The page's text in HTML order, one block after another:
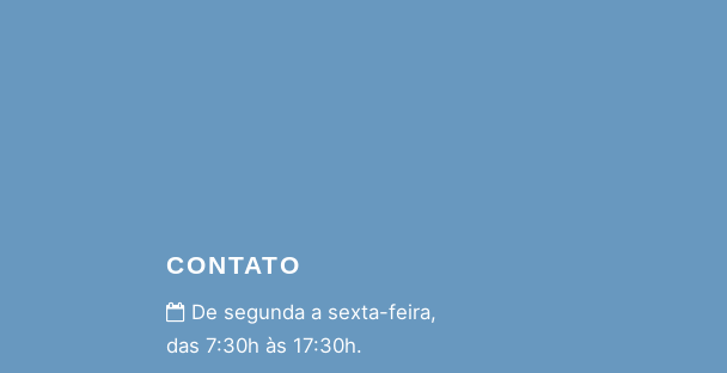
CONTATO
De segunda a sexta-feira,
das 7:30h às 17:30h.